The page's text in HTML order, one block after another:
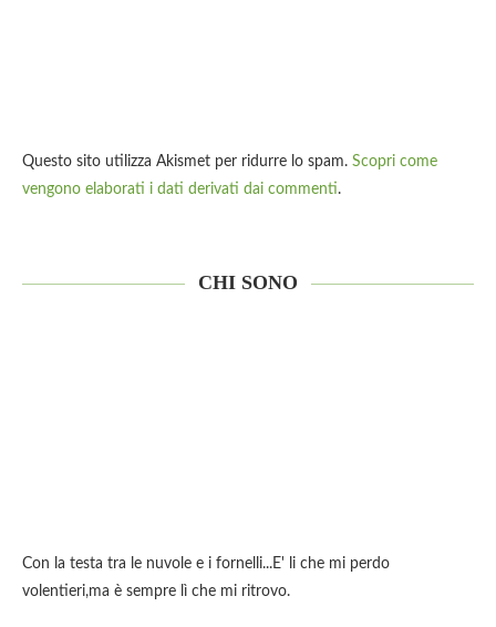
Questo sito utilizza Akismet per ridurre lo spam. Scopri come
vengono elaborati i dati derivati dai commenti.
CHI SONO
Con la testa tra le nuvole e i fornelli...E' li che mi perdo
volentieri,ma è sempre lì che mi ritrovo.